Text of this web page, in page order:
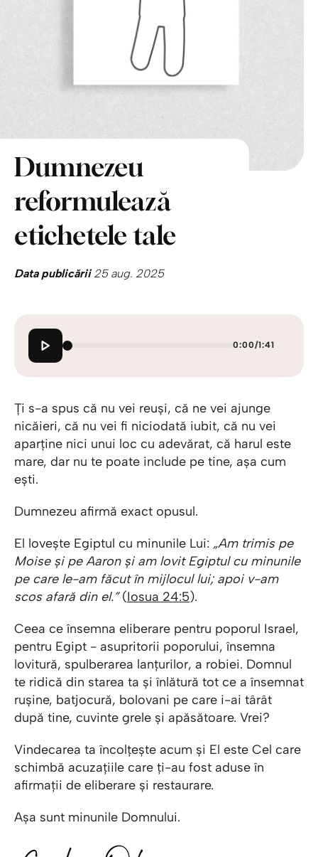
Dumnezeu
reformulează
etichetele tale
Data publicării25 aug. 2025
0:00/1:41
Ți s-a spus că nu vei reuși, că ne vei ajunge
nicăieri, că nu vei fi niciodată iubit, că nu vei
aparține nici unui loc cu adevărat, că harul este
mare, dar nu te poate include pe tine, așa cum
ești.
Dumnezeu afirmă exact opusul.
El lovește Egiptul cu minunile Lui: „Am trimis pe
Moise și pe Aaron și am lovit Egiptul cu minunile
pe care le-am făcut în mijlocul lui; apoi v-am
scos afară din el.”(Iosua 24:5).
Ceea ce însemna eliberare pentru poporul Israel,
pentru Egipt - asupritorii poporului, însemna
lovitură, spulberarea lanțurilor, a robiei. Domnul
te ridică din starea ta și înlătură tot ce a însemnat
rușine, batjocură, bolovani pe care i-ai târât
după tine, cuvinte grele și apăsătoare. Vrei?
Vindecarea ta încolțește acum și El este Cel care
schimbă acuzațiile care ți-au fost aduse în
afirmații de eliberare și restaurare.
Așa sunt minunile Domnului.